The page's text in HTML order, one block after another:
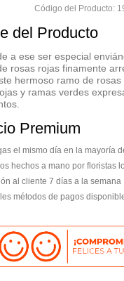
Código del Producto:
del Producto
a ese ser especial
rosas rojas finamente
hermoso ramo de
y ramas verdes
Premium
el mismo día en la mayoría
hechos a mano por floristas
al cliente 7 días a la semana
métodos de pagos